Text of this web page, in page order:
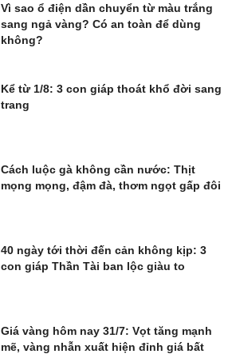
Vì sao ổ điện dần chuyển từ màu trắng
sang ngả vàng? Có an toàn để dùng
không?
Kể từ 1/8: 3 con giáp thoát khổ đời sang
trang
Cách luộc gà không cần nước: Thịt
mọng mọng, đậm đà, thơm ngọt gấp đôi
40 ngày tới thời đến cản không kịp: 3
con giáp Thần Tài ban lộc giàu to
Giá vàng hôm nay 31/7: Vọt tăng mạnh
mẽ, vàng nhẫn xuất hiện đỉnh giá bất